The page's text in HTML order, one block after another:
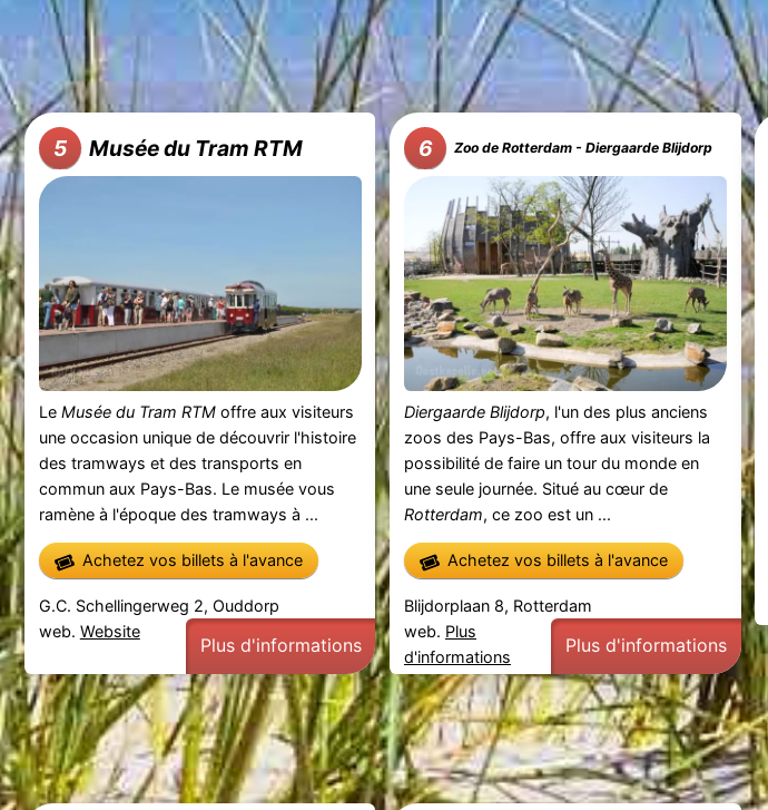
5 Musée du Tram RTM
Le Musée du Tram RTMoffre aux visiteurs
une occasion unique de découvrir l'histoire
des tramways et des transports en
commun aux Pays-Bas. Le musée vous
ramène à l'époque des tramways à ...
Achetez vos billets à l'avance
G.C. Schellingerweg 2, Ouddorp
web. Website
Plus d'informations
6 Zoo de Rotterdam - Diergaarde Blijdorp
Diergaarde Blijdorp, l'un des plus anciens
zoos des Pays-Bas, offre aux visiteurs la
possibilité de faire un tour du monde en
une seule journée. Situé au cœur de
Rotterdam, ce zoo est un ...
Achetez vos billets à l'avance
Blijdorplaan 8, Rotterdam
web. Plus
d'informations
Plus d'informations